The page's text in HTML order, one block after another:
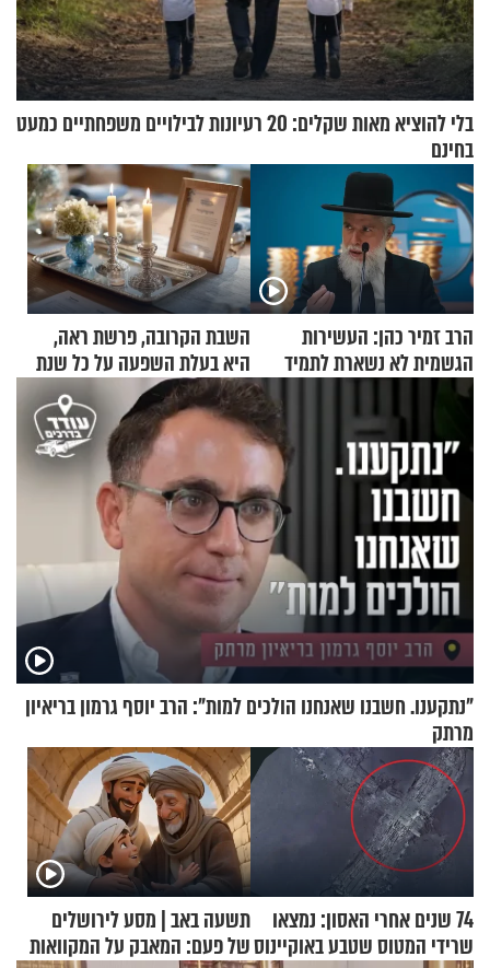
בלי להוציא מאות שקלים: 20 רעיונות לבילויים משפחתיים כמעט
בחינם
הרב זמיר כהן: העשירות
הגשמית לא נשארת לתמיד
השבת הקרובה, פרשת ראה,
היא בעלת השפעה על כל שנת
תשפ"ז
"נתקענו. חשבנו שאנחנו הולכים למות": הרב יוסף גרמון בריאיון
מרתק
74 שנים אחרי האסון: נמצאו
שרידי המטוס שטבע באוקיינוס
תשעה באב | מסע לירושלים
של פעם: המאבק על המקוואות